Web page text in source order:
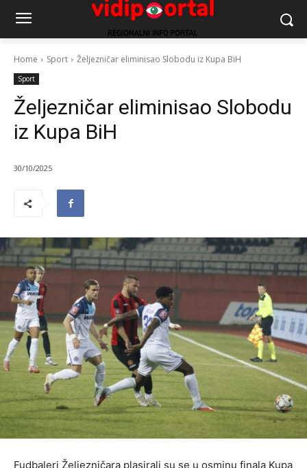
Home Sport Željezničar eliminisao Slobodu iz Kupa BiH
Sport
Željezničar eliminisao Slobodu
iz Kupa BiH
30/10/2025
Fudbaleri Željezničara plasirali su se u osminu finala Kupa